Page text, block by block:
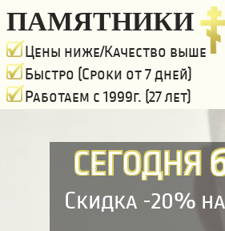
ПАМЯТНИКИ
Цены ниже/Качество выше
Быстро (Сроки от 7 дней)
Работаем с 1999г. (27 лет)
СЕГОДНЯ
Скидка -20%